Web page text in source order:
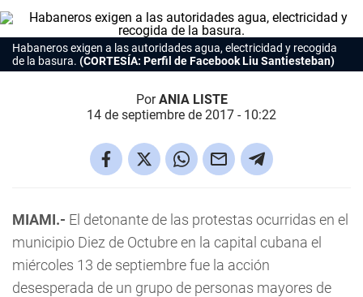
Habaneros exigen a las autoridades agua, electricidad y recogida
de la basura. (CORTESÍA: Perfil de Facebook Liu Santiesteban)
PorANIA LISTE
14 de septiembre de 2017 - 10:22
MIAMI.- El detonante de las protestas ocurridas en el
municipio Diez de Octubre en la capital cubana el
miércoles 13 de septiembre fue la acción
desesperada de un grupo de personas mayores de